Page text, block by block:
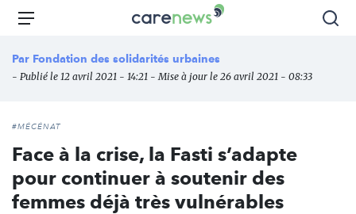
Aller
principal
Carenews,
média
des
Menu
Par Fondation des solidarités urbaines
- Publié le 12 avril 2021 - 14:21 - Mise à jour le 26 avril 2021 - 08:33
#MÉCÉNAT
Face à la crise, la Fasti s’adapte
pour continuer à soutenir des
femmes déjà très vulnérables